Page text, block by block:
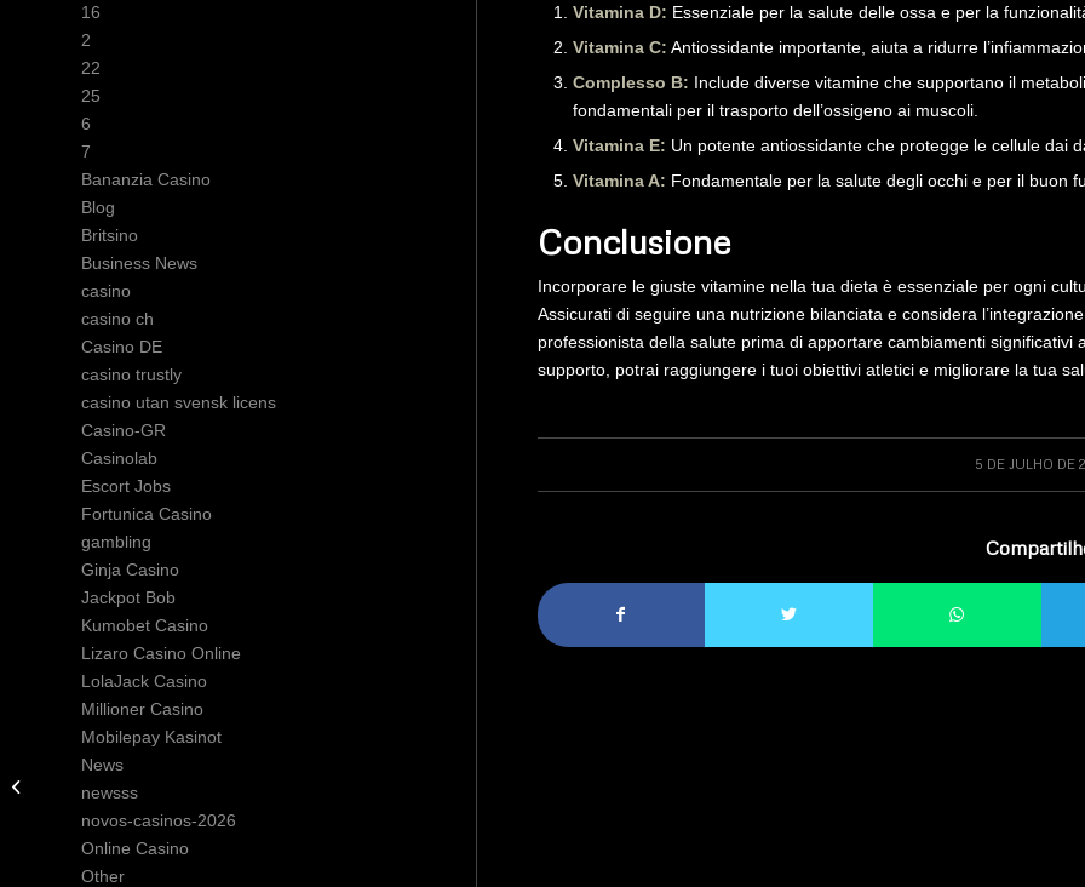
Vitamina D: Essenziale per la salute delle ossa e per la
Vitamina C: Antiossidante importante, aiuta a ridurre
Complesso B: Include diverse vitamine che supportano il
fondamentali per il trasporto dell’ossigeno ai muscoli.
Vitamina E: Un potente antiossidante che protegge le cellule dai
Vitamina A: Fondamentale per la salute degli occhi e per il buon
Conclusione
Incorporare le giuste vitamine nella tua dieta è essenziale per ogni
Assicurati di seguire una nutrizione bilanciata e considera
professionista della salute prima di apportare cambiamenti
supporto, potrai raggiungere i tuoi obiettivi atletici e migliorare la tua
5 DE JULHO DE
16
2
22
25
6
7
Bananzia Casino
Blog
Britsino
Business News
casino
casino ch
Casino DE
casino trustly
casino utan svensk licens
Casino-GR
Casinolab
Escort Jobs
Fortunica Casino
gambling
Ginja Casino
Jackpot Bob
Kumobet Casino
Lizaro Casino Online
LolaJack Casino
Millioner Casino
Mobilepay Kasinot
News
newsss
novos-casinos-2026
Online Casino
Other
Testergebnisse und Bestenliste